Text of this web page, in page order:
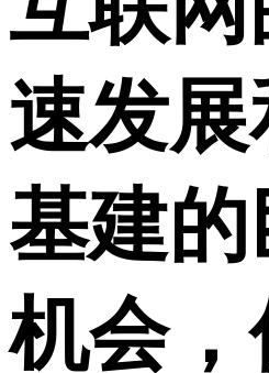
速发
基建
机会